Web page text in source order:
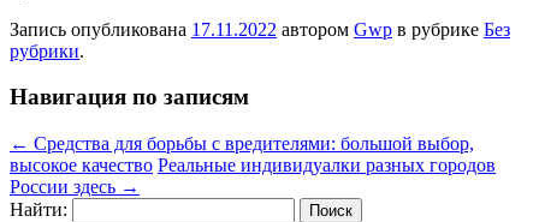
Запись опубликована 17.11.2022 автором Gwp в рубрике Без
рубрики.
Навигация по записям
← Средства для борьбы с вредителями: большой выбор,
высокое качество Реальные индивидуалки разных городов
России здесь →
Найти: